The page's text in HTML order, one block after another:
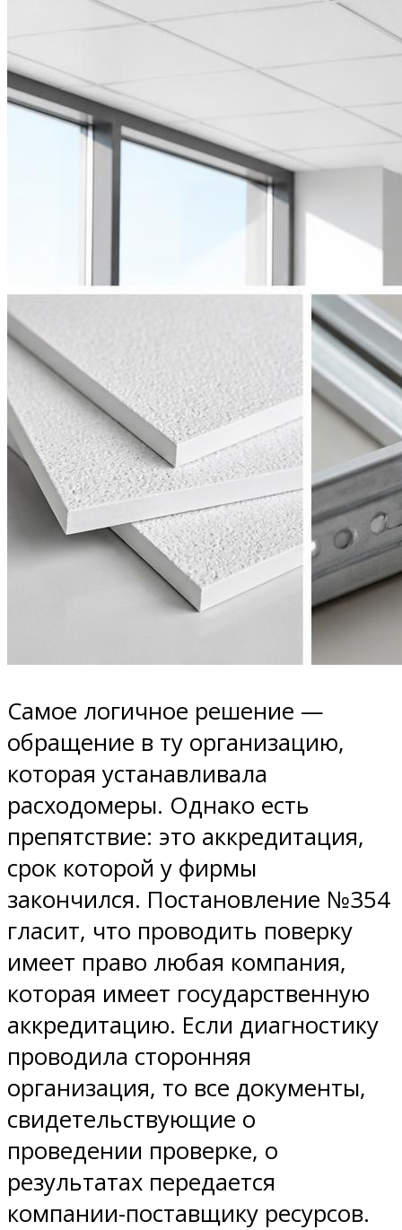
Самое логичное решение —
обращение в ту организацию,
которая устанавливала
расходомеры. Однако есть
препятствие: это аккредитация,
срок которой у фирмы
закончился. Постановление №354
гласит, что проводить поверку
имеет право любая компания,
которая имеет государственную
аккредитацию. Если диагностику
проводила сторонняя
организация, то все документы,
свидетельствующие о
проведении проверке, о
результатах передается
компании-поставщику ресурсов.